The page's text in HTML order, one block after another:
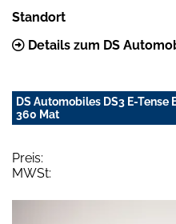
Standort
Details zum DS
DS Automobiles DS3 E-Tense
360 Mat
Preis:
MWSt: